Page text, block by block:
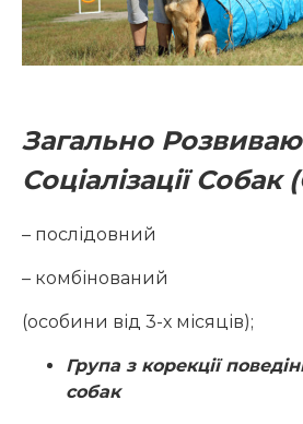
Загально
Соціалізації
– послідовний
– комбінований
(особини від 3-х місяців);
Група з корекції
собак